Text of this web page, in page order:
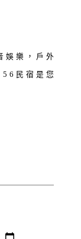
娛樂，戶外
民宿是您